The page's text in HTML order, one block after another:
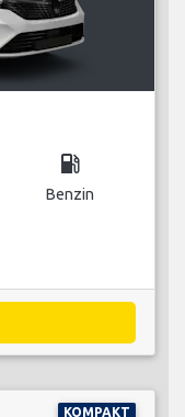
local_gas_station
Benzin
KOMPAKT